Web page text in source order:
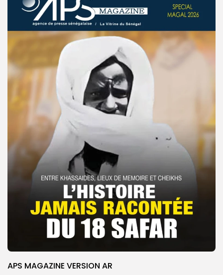
APS MAGAZINE VERSION AR